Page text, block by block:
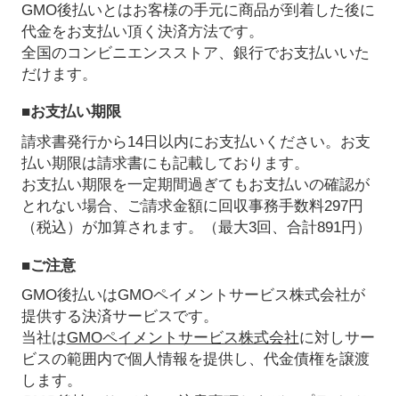
GMO後払いとはお客様の手元に商品が到着した後に
代金をお支払い頂く決済方法です。
全国のコンビニエンスストア、銀行でお支払いいた
だけます。
■お支払い期限
請求書発行から14日以内にお支払いください。お支
払い期限は請求書にも記載しております。
お支払い期限を一定期間過ぎてもお支払いの確認が
とれない場合、ご請求金額に回収事務手数料297円
（税込）が加算されます。（最大3回、合計891円）
■ご注意
GMO後払いはGMOペイメントサービス株式会社が
提供する決済サービスです。
当社はGMOペイメントサービス株式会社に対しサー
ビスの範囲内で個人情報を提供し、代金債権を譲渡
します。